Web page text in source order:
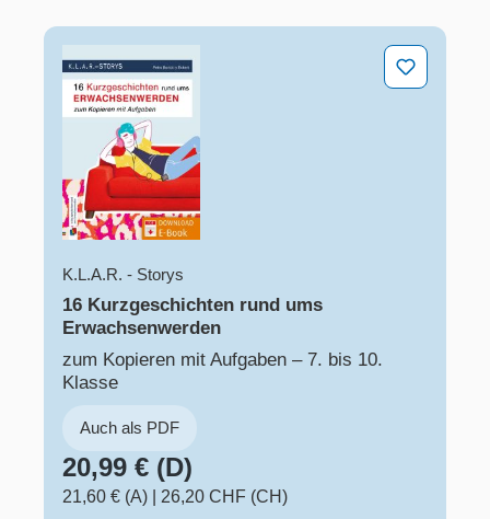
16 Kurzgeschichten rund ums Erwachsenwerden
K.L.A.R. - Storys
16 Kurzgeschichten rund ums
Erwachsenwerden
zum Kopieren mit Aufgaben – 7. bis 10.
Klasse
Auch als PDF
20,99 € (D)
21,60 € (A) 26,20 CHF (CH)